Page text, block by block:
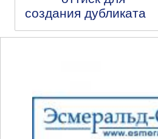
создания дубликата